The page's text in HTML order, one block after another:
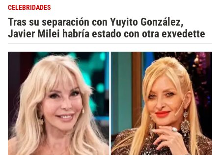
CELEBRIDADES
Tras su separación con Yuyito González,
Javier Milei habría estado con otra exvedette